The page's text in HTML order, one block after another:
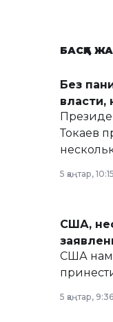
БАСҚА
Без
власти,
Токаев
армии,
5 қаңтар, 10:15
США,
США
5 қаңтар, 9:36